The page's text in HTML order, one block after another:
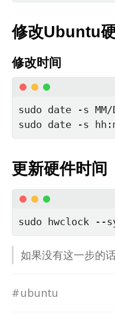
修改Ubuntu
修改时间
sudo date -s MM/
sudo date -s
更新硬件时间
sudo hwclock --
如果没有这一步的
ubuntu